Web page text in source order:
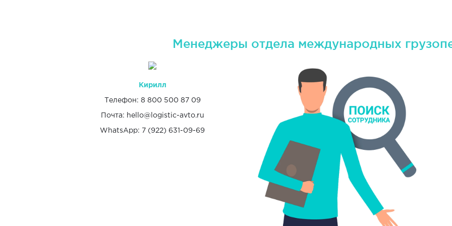
Менеджеры отдела международных
Кирилл
Телефон: 8 800 500 87 09
Почта: hello@logistic-avto.ru
WhatsApp: 7 (922) 631-09-69